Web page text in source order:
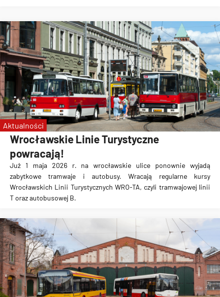
Wrocławskie Linie Turystyczne
powracają!
Już 1 maja 2026 r. na wrocławskie ulice ponownie wyjadą
zabytkowe tramwaje i autobusy. Wracają regularne kursy
Wrocławskich Linii Turystycznych WRO-TA, czyli tramwajowej linii
T oraz autobusowej B.
Aktualności